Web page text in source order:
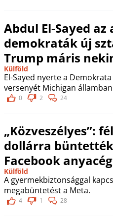
Abdul El-Sayed
demokraták új
Trump máris
Külföld
El-Sayed nyerte a
versenyét Michigan
0 2 24
„Közveszélyes”:
dollárra
Facebook
Külföld
A gyermekbiztonsággal
megabüntetést a Meta.
4 1 28